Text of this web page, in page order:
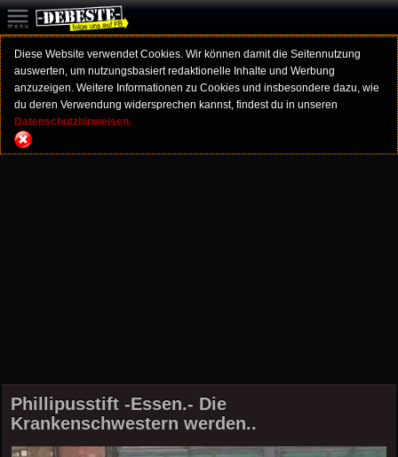
Diese Website verwendet Cookies. Wir können damit die Seitennutzung
auswerten, um nutzungsbasiert redaktionelle Inhalte und Werbung
anzuzeigen. Weitere Informationen zu Cookies und insbesondere dazu, wie
du deren Verwendung widersprechen kannst, findest du in unseren
Datenschutzhinweisen.
Phillipusstift -Essen.- Die
Krankenschwestern werden..